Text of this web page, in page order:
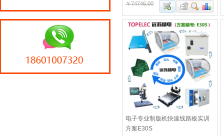
￥74746.00
电子专业制版机快速线路板实训
方案E30S